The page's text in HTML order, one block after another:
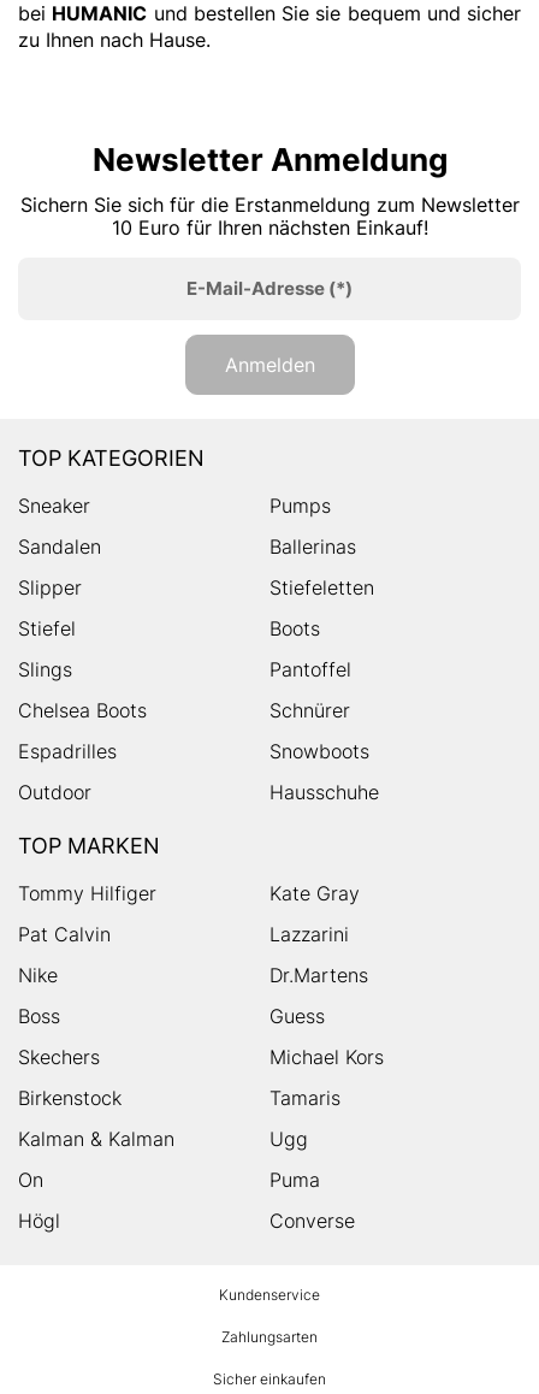
bei HUMANIC und bestellen Sie sie bequem und sicher
zu Ihnen nach Hause.
Newsletter Anmeldung
Sichern Sie sich für die Erstanmeldung zum Newsletter
10 Euro für Ihren nächsten Einkauf!
E-Mail-Adresse (*)
Anmelden
TOP KATEGORIEN
Sneaker
Pumps
Sandalen
Ballerinas
Slipper
Stiefeletten
Stiefel
Boots
Slings
Pantoffel
Chelsea Boots
Schnürer
Espadrilles
Snowboots
Outdoor
Hausschuhe
TOP MARKEN
Tommy Hilfiger
Kate Gray
Pat Calvin
Lazzarini
Nike
Dr.Martens
Boss
Guess
Skechers
Michael Kors
Birkenstock
Tamaris
Kalman & Kalman
Ugg
On
Puma
Högl
Converse
Kundenservice
Zahlungsarten
Sicher einkaufen